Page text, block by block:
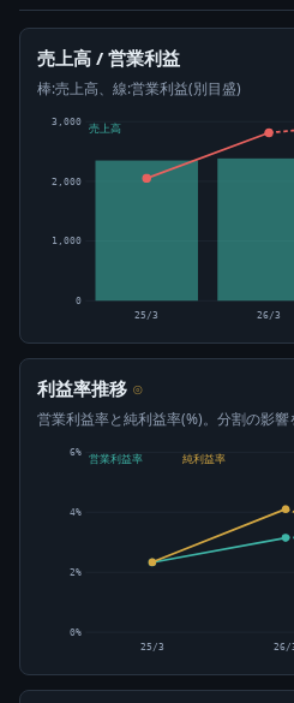
売上高 / 営業利益
棒:売上高、線:営業利益(別目盛)
0
1,000
2,000
3,000
25/3 26/3
売上高
利益率推移 ⊙
営業利益率と純利益率(%)。分割の影
0%
2%
4%
6%
営業利益率 純利益率
25/3 26/